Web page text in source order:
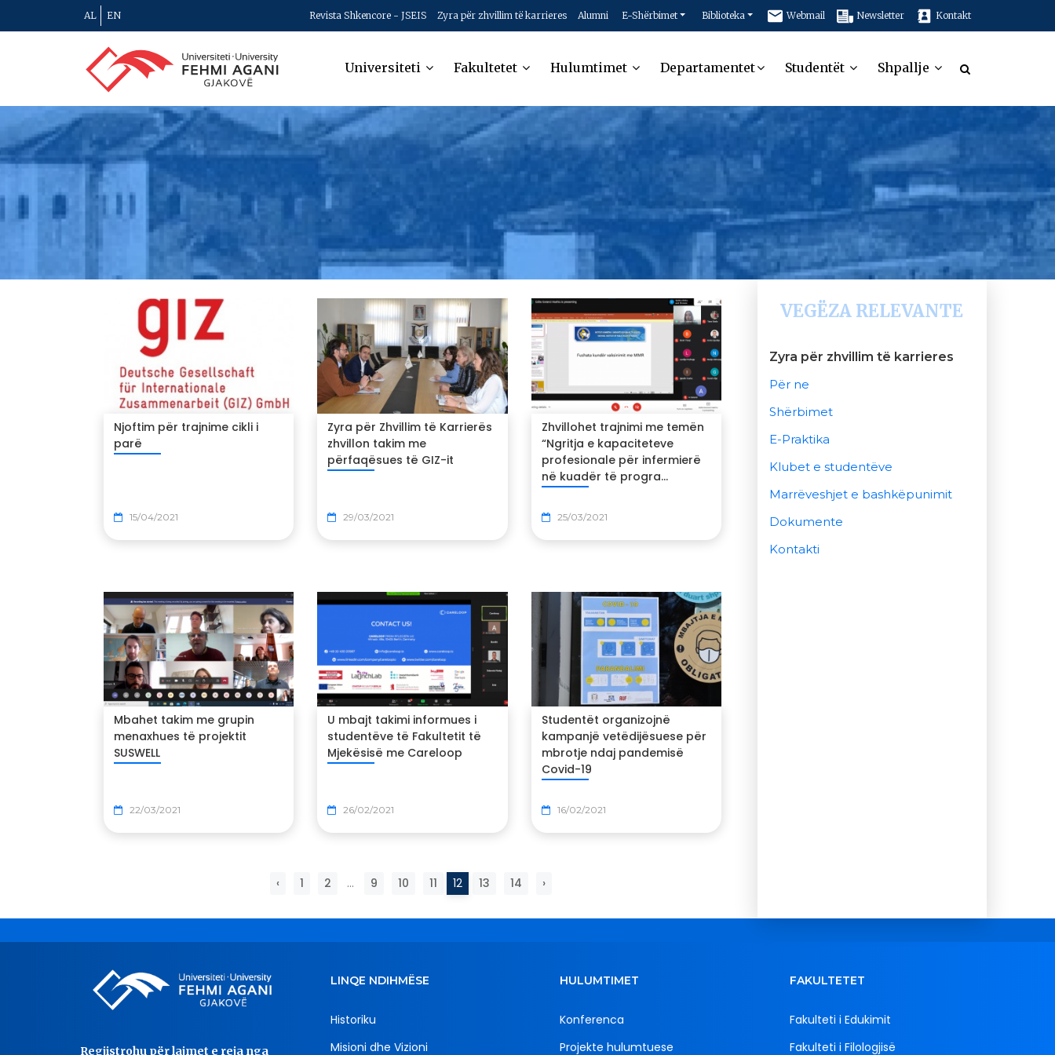
AL EN Revista Shkencore - JSEIS Zyra për zhvillim të karrieres Alumni E-Shërbimet Biblioteka Webmail Newsletter Kontakt
Universiteti Fakultetet Hulumtimet Departamentet Studentët Shpallje
Njoftim për trajnime cikli i
parë
15/04/2021
Zyra për Zhvillim të Karrierës
zhvillon takim me
përfaqësues të GIZ-it
29/03/2021
Zhvillohet trajnimi me temën
“Ngritja e kapaciteteve
profesionale për infermierë
në kuadër të progra...
25/03/2021
Mbahet takim me grupin
menaxhues të projektit
SUSWELL
22/03/2021
U mbajt takimi informues i
studentëve të Fakultetit të
Mjekësisë me Careloop
26/02/2021
Studentët organizojnë
kampanjë vetëdijësuese për
mbrotje ndaj pandemisë
Covid-19
16/02/2021
‹ 1 2 ... 9 10 11 12 13 14 ›
VEGËZA RELEVANTE
Zyra për zhvillim të karrieres
Për ne
Shërbimet
E-Praktika
Klubet e studentëve
Marrëveshjet e bashkëpunimit
Dokumente
Kontakti
Regjistrohu për lajmet e reja nga
LINQE NDIHMËSE
Historiku
Misioni dhe Vizioni
HULUMTIMET
Konferenca
Projekte hulumtuese
FAKULTETET
Fakulteti i Edukimit
Fakulteti i Filologjisë